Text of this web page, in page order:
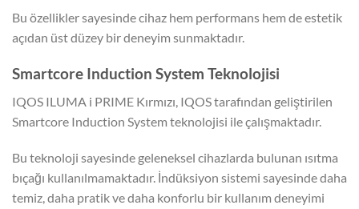
Bu özellikler sayesinde cihaz hem performans hem de estetik
açıdan üst düzey bir deneyim sunmaktadır.
Smartcore Induction System Teknolojisi
IQOS ILUMA i PRIME Kırmızı, IQOS tarafından geliştirilen
Smartcore Induction System teknolojisi ile çalışmaktadır.
Bu teknoloji sayesinde geleneksel cihazlarda bulunan ısıtma
bıçağı kullanılmamaktadır. İndüksiyon sistemi sayesinde daha
temiz, daha pratik ve daha konforlu bir kullanım deneyimi